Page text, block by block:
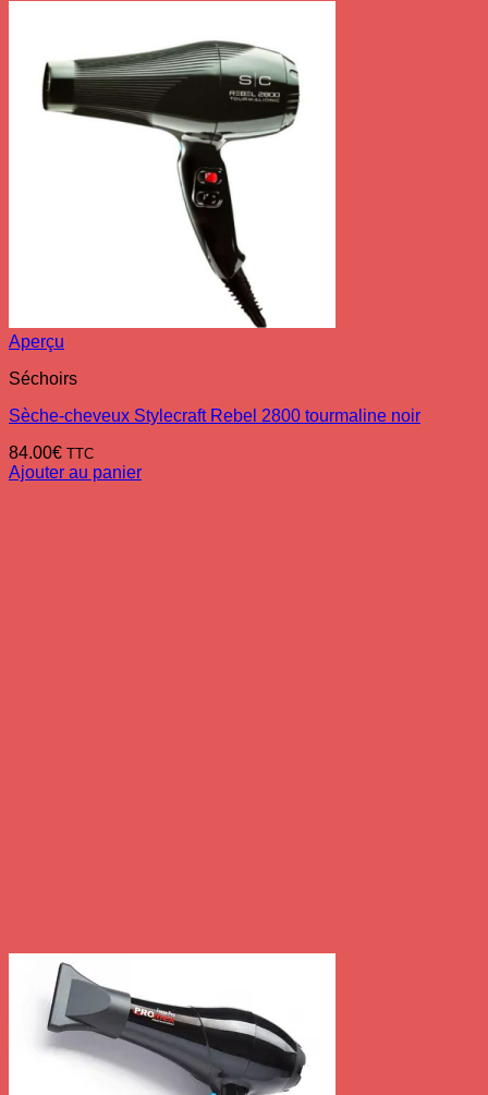
Aperçu
Séchoirs
Sèche-cheveux Stylecraft Rebel 2800 tourmaline noir
84.00€ TTC
Ajouter au panier